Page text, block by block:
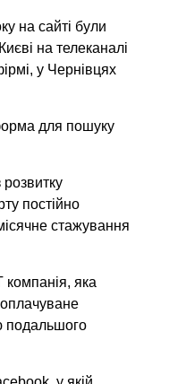
на сайті були
на телеканалі
у Чернівцях
для пошуку
постійно
стажування
компанія, яка
подальшого